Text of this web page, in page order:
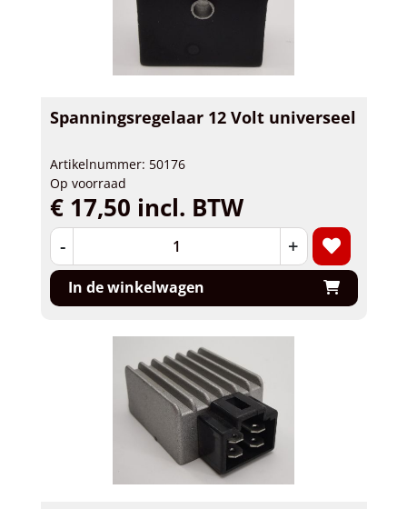
Spanningsregelaar 12 Volt universeel
Artikelnummer: 50176
Op voorraad
€ 17,50 incl. BTW
- +
In de winkelwagen